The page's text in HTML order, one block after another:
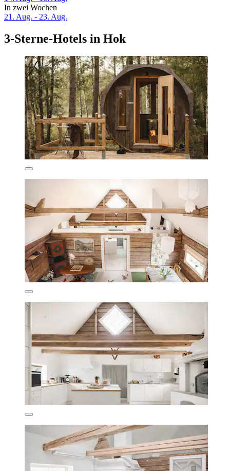
In zwei Wochen
21. Aug. - 23. Aug.
3-Sterne-Hotels in Hok